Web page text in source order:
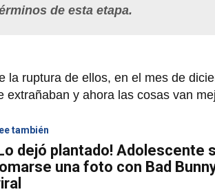
de esta etapa.
la ruptura de ellos, en el mes de
extrañaban y ahora las cosas van
también
dejó plantado! Adolescente
una foto con Bad